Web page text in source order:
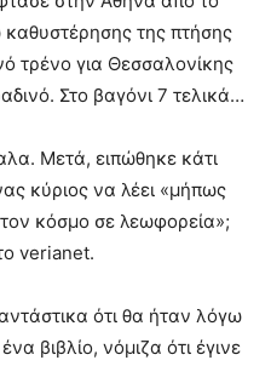
της πτήσης
τρένο για Θεσσαλονίκης
Στο βαγόνι 7 τελικά…
Μετά, ειπώθηκε κάτι
κύριος να λέει «μήπως
κόσμο σε λεωφορεία»;
verianet.
ότι θα ήταν λόγω
βιβλίο, νόμιζα ότι έγινε